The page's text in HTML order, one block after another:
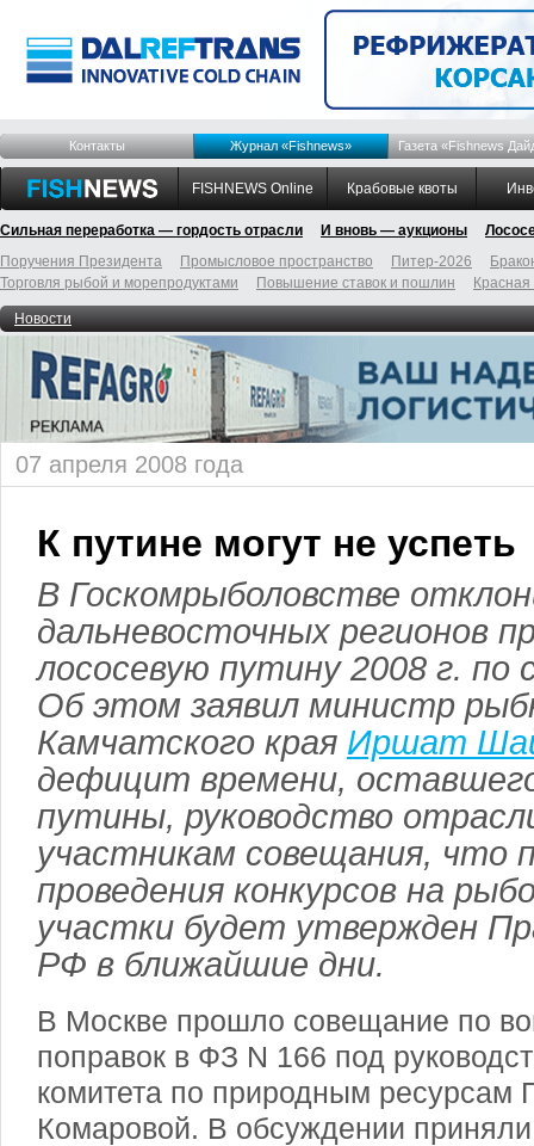
Контакты Журнал «Fishnews» Газета «Fishnews
FISHNEWS Online Крабовые квоты
Сильная переработка — гордость отрасли И вновь — аукционы
Поручения Президента
Промысловое пространство Питер-2026
Торговля рыбой и морепродуктами
Повышение ставок и пошлин
Новости
07 апреля 2008 года
К путине могут не успеть
В Госкомрыболовстве
дальневосточных регионов
лососевую путину 2008 г.
Об этом заявил министр
Камчатского края Иршат
дефицит времени,
путины, руководство
участникам совещания, что
проведения конкурсов на
участки будет утвержден
РФ в ближайшие дни.
В Москве прошло совещание по
поправок в ФЗ N 166 под
комитета по природным
Комаровой. В обсуждении приняли